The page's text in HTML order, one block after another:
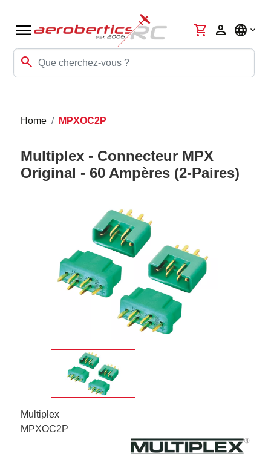
menu
search
shopping_cart person language
Home MPXOC2P
Multiplex - Connecteur MPX
Original - 60 Ampères (2-Paires)
Multiplex
MPXOC2P